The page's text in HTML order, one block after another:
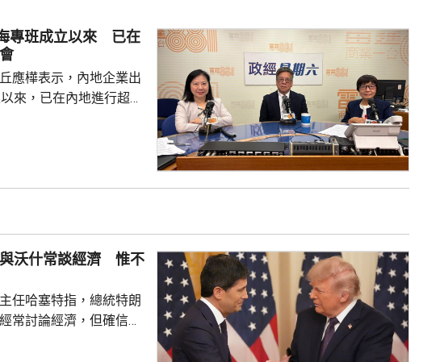
依賴其他市場，例如大
面弱點。盧煜明表示，
的機遇，已向政府提...
專班成立以來 已在
應樺表示，內地企業出
來，已在內地進行超過
港企業隨團，簽訂96份
作籌融資，相信對香港
周出訪馬來...
沃什常談經濟 惟不
任哈塞特指，總統特朗
常討論經濟，但確信特